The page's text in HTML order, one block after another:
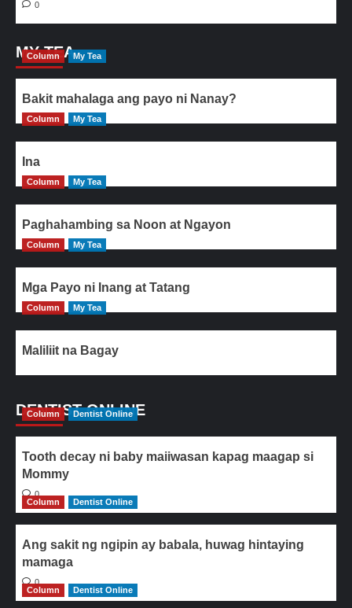
0
MY TEA
Column My Tea
Bakit mahalaga ang payo ni Nanay?
Column My Tea
Ina
Column My Tea
Paghahambing sa Noon at Ngayon
Column My Tea
Mga Payo ni Inang at Tatang
Column My Tea
Maliliit na Bagay
DENTIST ONLINE
Column Dentist Online
Tooth decay ni baby maiiwasan kapag maagap si
Mommy
0
Column
Dentist Online
Ang sakit ng ngipin ay babala, huwag hintaying
mamaga
0
Column
Dentist Online